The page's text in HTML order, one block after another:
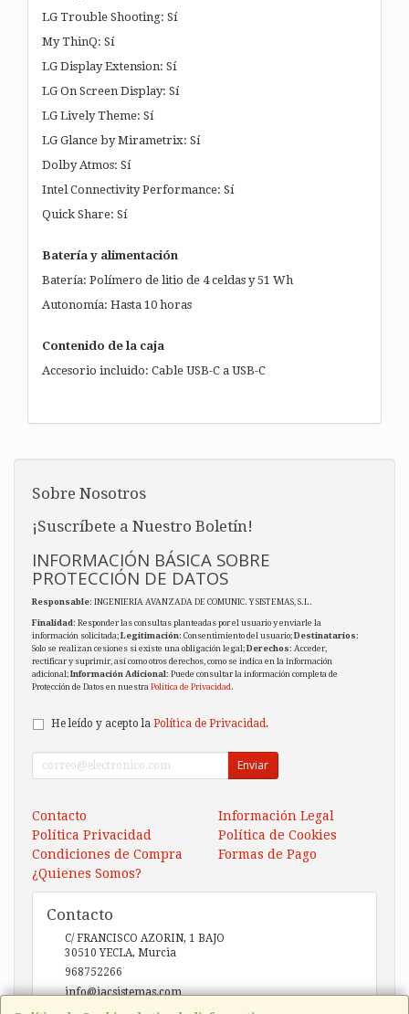
LG Trouble Shooting: Sí
My ThinQ: Sí
LG Display Extension: Sí
LG On Screen Display: Sí
LG Lively Theme: Sí
LG Glance by Mirametrix: Sí
Dolby Atmos: Sí
Intel Connectivity Performance: Sí
Quick Share: Sí
Batería y alimentación
Batería: Polímero de litio de 4 celdas y 51 Wh
Autonomía: Hasta 10 horas
Contenido de la caja
Accesorio incluido: Cable USB-C a USB-C
Sobre Nosotros
¡Suscríbete a Nuestro Boletín!
INFORMACIÓN BÁSICA SOBRE
PROTECCIÓN DE DATOS
Responsable: INGENIERIA AVANZADA DE COMUNIC. Y SISTEMAS, S.L.
Finalidad: Responder las consultas planteadas por el usuario y enviarle la
información solicitada;Legitimación: Consentimiento del usuario;Destinatarios:
Solo se realizan cesiones si existe una obligación legal;Derechos: Acceder,
rectificar y suprimir, así como otros derechos, como se indica en la información
adicional;Información Adicional: Puede consultar la información completa de
Protección de Datos en nuestra Política de Privacidad.
He leído y acepto la Política de Privacidad .
Enviar
Contacto
Información Legal
Política Privacidad
Política de Cookies
Condiciones de Compra
Formas de Pago
¿Quienes Somos?
Contacto
C/ FRANCISCO AZORIN, 1 BAJO
30510 YECLA, Murcia
968752266
info@iacsistemas.com